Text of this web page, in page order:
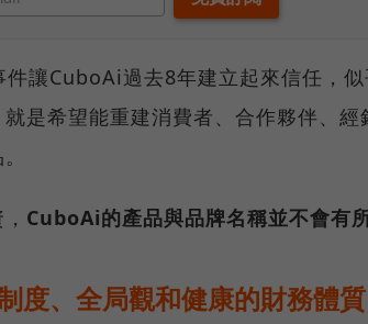
讓CuboAi過去8年建立起來信任，
是希望能重建消費者、合作夥伴、經
CuboAi的產品與品牌名稱並不會有
度、全局觀和健康的財務體質